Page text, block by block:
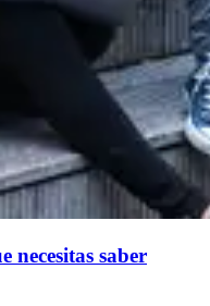
necesitas saber